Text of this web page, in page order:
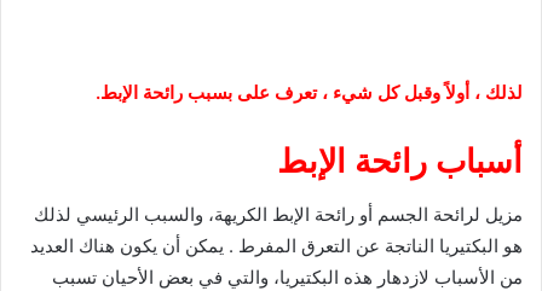
لذلك ، أولاً وقبل كل شيء ، تعرف على بسبب رائحة الإبط.
أسباب رائحة الإبط
مزيل لرائحة الجسم أو رائحة الإبط الكريهة، والسبب الرئيسي لذلك
هو البكتيريا الناتجة عن التعرق المفرط . يمكن أن يكون هناك العديد
من الأسباب لازدهار هذه البكتيريا، والتي في بعض الأحيان تسبب